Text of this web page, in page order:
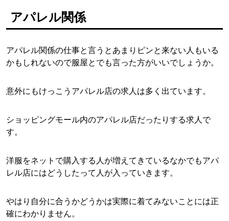
アパレル関係
アパレル関係の仕事と言うとあまりピンと来ない人もいる
かもしれないので服屋とでも言った方がいいでしょうか。
意外にもけっこうアパレル店の求人は多く出ています。
ショッピングモール内のアパレル店だったりする求人で
す。
洋服をネットで購入する人が増えてきているなかでもアパ
レル店にはどうしたって人が入っていきます。
やはり自分に合うかどうかは実際に着てみないことには正
確にわかりません。